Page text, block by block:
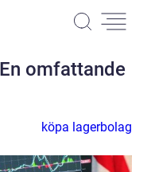
omfattande
köpa lagerbolag